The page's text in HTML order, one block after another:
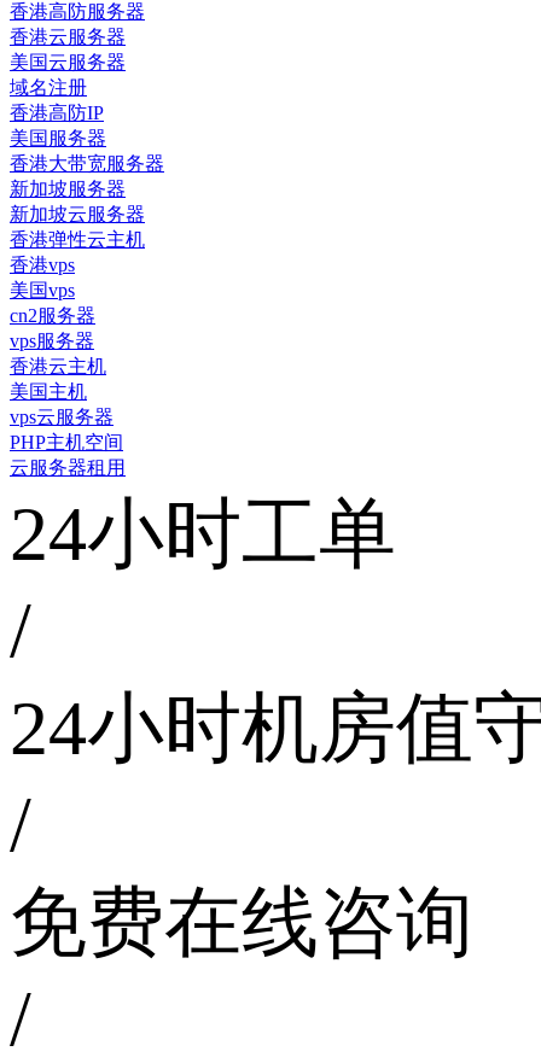
香港高防服务器
香港云服务器
美国云服务器
域名注册
香港高防IP
美国服务器
香港大带宽服务器
新加坡服务器
新加坡云服务器
香港弹性云主机
香港vps
美国vps
cn2服务器
vps服务器
香港云主机
美国主机
vps云服务器
PHP主机空间
云服务器租用
24小时工单
/
24小时机房值
/
免费在线咨询
/